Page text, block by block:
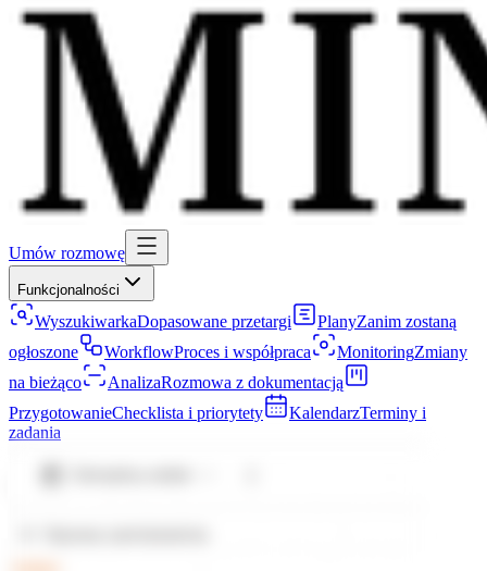
Umów rozmowę
Funkcjonalności
WyszukiwarkaDopasowane przetargi PlanyZanim zostaną
ogłoszone
WorkflowProces i współpraca MonitoringZmiany
na bieżąco
AnalizaRozmowa z dokumentacją
PrzygotowanieChecklista i priorytety KalendarzTerminy i
zadania